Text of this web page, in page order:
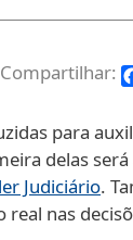
para
delas
Judiciário.
nas